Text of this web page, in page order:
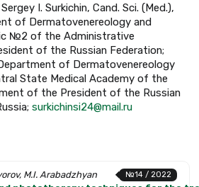
I. Surkichin, Cand. Sci. (Med.),
of Dermatovenereology and
№2 of the Administrative
of the Russian Federation;
of Dermatovenereology
State Medical Academy of the
of the President of the Russian
surkichinsi24@mail.ru
№14 / 2022
M.I. Arabadzhyan